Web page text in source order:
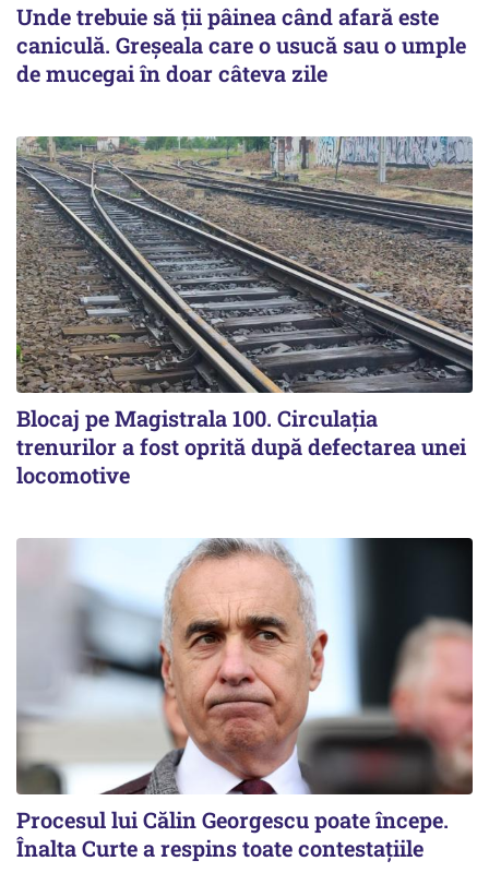
Unde trebuie să ții pâinea când afară este
caniculă. Greșeala care o usucă sau o umple
de mucegai în doar câteva zile
Blocaj pe Magistrala 100. Circulația
trenurilor a fost oprită după defectarea unei
locomotive
Procesul lui Călin Georgescu poate începe.
Înalta Curte a respins toate contestațiile